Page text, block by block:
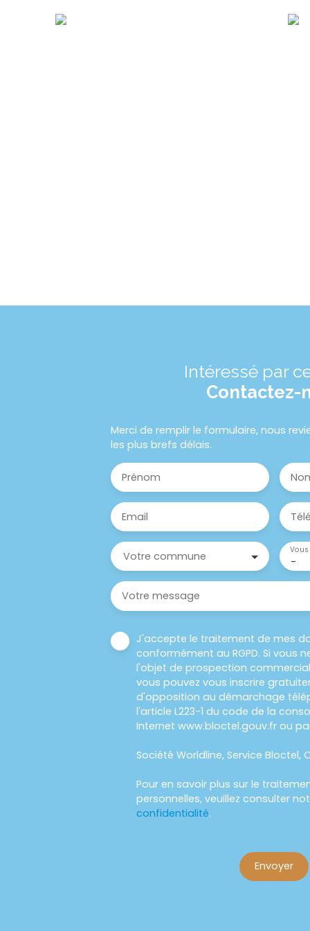
Intéressé par
Contactez-
Merci de remplir le formulaire, nous
les plus brefs délais.
Prénom
Email
Votre commune -
Vous
Votre message
J'accepte le traitement de mes
conformément au RGPD. Si vous
l'objet de prospection
vous pouvez vous inscrire
d'opposition au démarchage
l'article L223-1 du code de la
Internet www.bloctel.gouv.fr ou
Société Worldline, Service Bloctel, CS
Pour en savoir plus sur le
personnelles, veuillez consulter
confidentialité.
Envoyer